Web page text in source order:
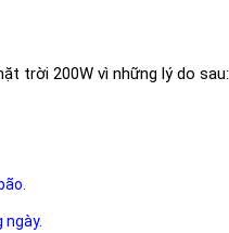
trời 200W vì những lý do sau: